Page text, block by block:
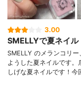
3.00
SMELLYで夏ネイル
SMELLY のメランコリ
ようした夏ネイルです
しげな夏ネイルです！今